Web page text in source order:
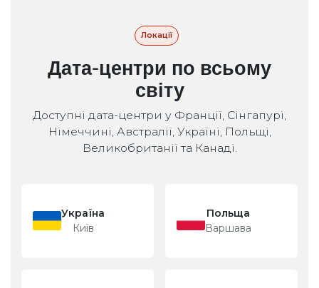
Локації
Дата-центри по всьому
світу
Доступні дата-центри у Франції, Сінгапурі,
Німеччині, Австралії, Україні, Польщі,
Великобританії та Канаді.
Україна
Київ
Польща
Варшава